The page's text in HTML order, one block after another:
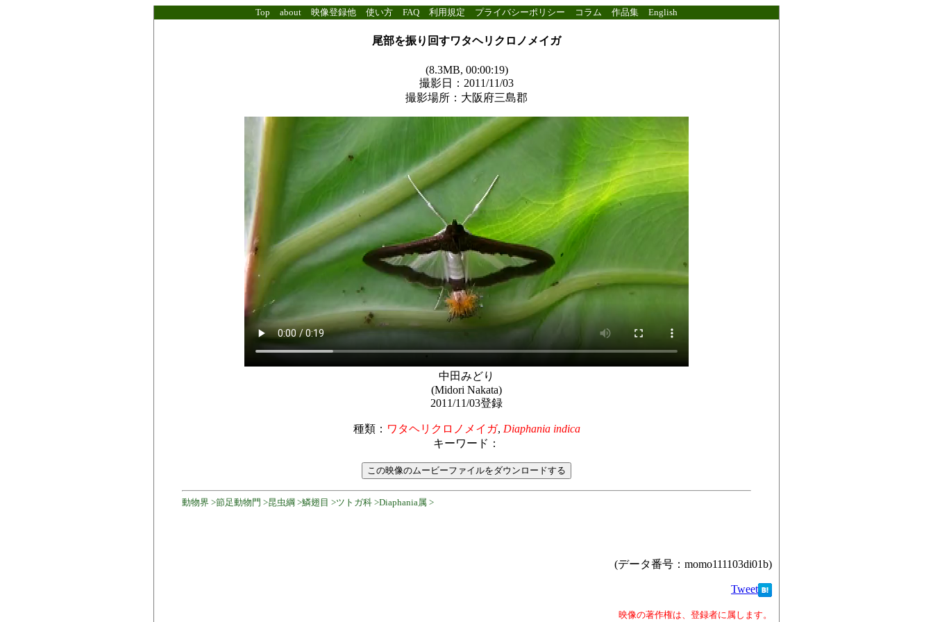
Top about 映像登録他 使い方 FAQ 利用規定 プライバシーポリシー コラム 作品集 English
尾部を振り回すワタヘリクロノメイガ
(8.3MB, 00:00:19)
撮影日：2011/11/03
撮影場所：大阪府三島郡
中田みどり
(Midori Nakata)
2011/11/03登録
種類： ワタヘリクロノメイガ, Diaphania indica
キーワード：
動物界 >節足動物門 >昆虫綱 >鱗翅目 >ツトガ科 >Diaphania属 >
(データ番号：momo111103di01b)
Tweet
映像の著作権は、登録者に属します。